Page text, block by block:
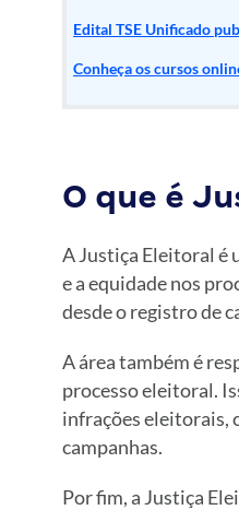
Edital TSE Unificado
Conheça os cursos
O que é
A Justiça Eleitoral é
e a equidade nos
desde o registro de
A área também é
processo eleitoral.
infrações eleitorais,
campanhas.
Por fim, a Justiça